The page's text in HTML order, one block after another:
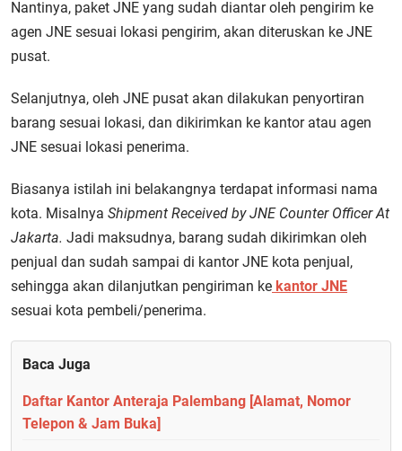
Nantinya, paket JNE yang sudah diantar oleh pengirim ke
agen JNE sesuai lokasi pengirim, akan diteruskan ke JNE
pusat.
Selanjutnya, oleh JNE pusat akan dilakukan penyortiran
barang sesuai lokasi, dan dikirimkan ke kantor atau agen
JNE sesuai lokasi penerima.
Biasanya istilah ini belakangnya terdapat informasi nama
kota. Misalnya Shipment Received byJNECounter Officer At
Jakarta. Jadi maksudnya, barang sudah dikirimkan oleh
penjual dan sudah sampai di kantor JNE kota penjual,
sehingga akan dilanjutkan pengiriman ke kantor JNE
sesuai kota pembeli/penerima.
Baca Juga
Daftar Kantor Anteraja Palembang [Alamat, Nomor
Telepon & Jam Buka]